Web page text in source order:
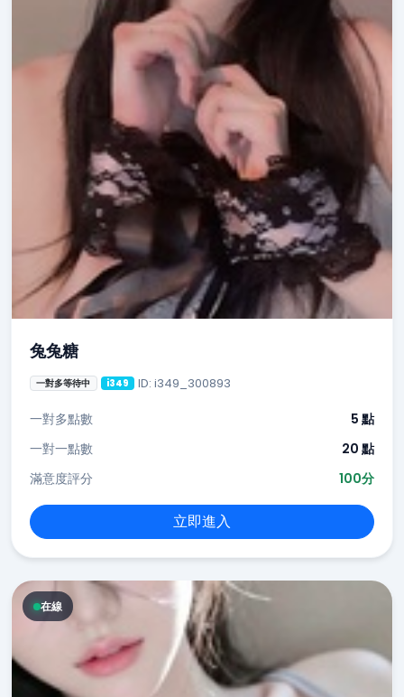
兔兔糖
一對多等待中 i349 ID: i349_300893
一對多點數
5 點
一對一點數
20 點
滿意度評分
100分
立即進入
在線